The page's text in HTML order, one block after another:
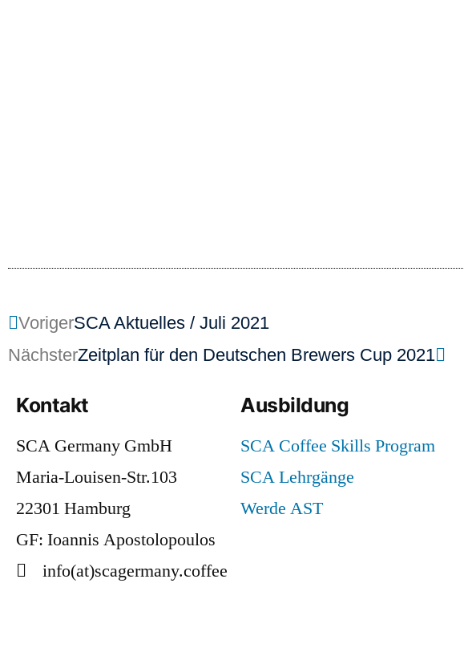
VorigerSCA Aktuelles / Juli 2021
NächsterZeitplan für den Deutschen Brewers Cup 2021
Kontakt
SCA Germany GmbH
Maria-Louisen-Str.103
22301 Hamburg
GF: Ioannis Apostolopoulos
info(at)scagermany.coffee
Ausbildung
SCA Coffee Skills Program
SCA Lehrgänge
Werde AST